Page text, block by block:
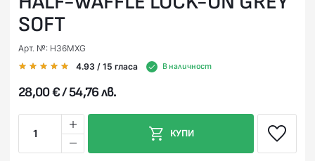
SOFT
Арт. №: H36MXG
4.93 / 15 гласа В наличност
28,00 € / 54,76 лв.
1 КУПИ